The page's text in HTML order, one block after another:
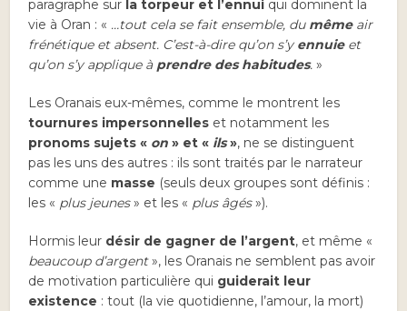
paragraphe sur la torpeur et l’ennui qui dominent la
vie à Oran : « …tout cela se fait ensemble, du mêmeair
frénétique et absent. C’est-à-dire qu’on s’y ennuie et
qu’on s’y applique à prendre des habitudes.»
Les Oranais eux-mêmes, comme le montrent les
tournures impersonnelles et notamment les
pronoms sujets « on» et « ils», ne se distinguent
pas les uns des autres : ils sont traités par le narrateur
comme une masse (seuls deux groupes sont définis :
les « plus jeunes» et les « plus âgés»).
Hormis leur désir de gagner de l’argent, et même «
beaucoup d’argent», les Oranais ne semblent pas avoir
de motivation particulière qui guiderait leur
existence : tout (la vie quotidienne, l’amour, la mort)